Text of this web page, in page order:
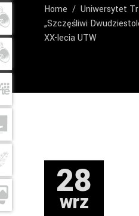
Home / Uniwersytet
„Szczęśliwi
XX-lecia UTW
28
wrz